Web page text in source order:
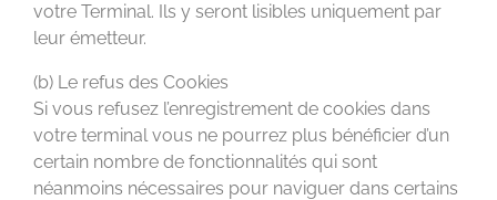
votre Terminal. Ils y seront lisibles uniquement par
leur émetteur.
(b) Le refus des Cookies
Si vous refusez l’enregistrement de cookies dans
votre terminal vous ne pourrez plus bénéficier d’un
certain nombre de fonctionnalités qui sont
néanmoins nécessaires pour naviguer dans certains